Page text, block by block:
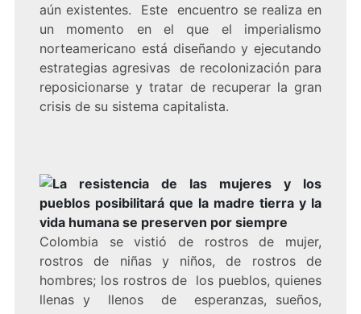
aún existentes. Este encuentro se realiza en
un momento en el que el imperialismo
norteamericano está diseñando y ejecutando
estrategias agresivas de recolonización para
reposicionarse y tratar de recuperar la gran
crisis de su sistema capitalista.
La resistencia de las mujeres y los
pueblos posibilitará que la madre tierra y la
vida humana se preserven por siempre
Colombia se vistió de rostros de mujer,
rostros de niñas y niños, de rostros de
hombres; los rostros de los pueblos, quienes
llenas y llenos de esperanzas, sueños,